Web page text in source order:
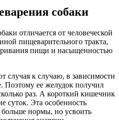
собаки
отличается от человеческой
пищеварительного тракта,
пищи и насыщенностью
случая к случаю, в зависимости
Поэтому ее желудок получил
раз. А короткий кишечник
суток. Эта особенность
больше нормы, но усвоить